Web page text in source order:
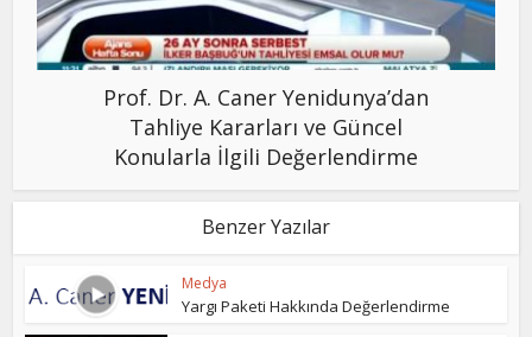
Prof. Dr. A. Caner Yenidunya’dan
Tahliye Kararları ve Güncel
Konularla İlgili Değerlendirme
Benzer Yazılar
Medya
Yargı Paketi Hakkında Değerlendirme